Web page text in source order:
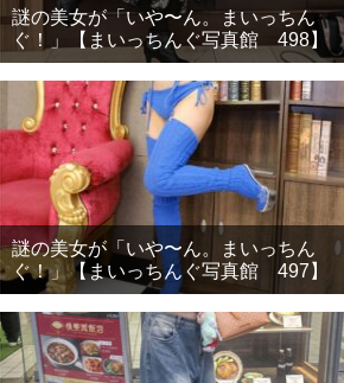
謎の美女が「いや〜ん。まいっちん
ぐ！」【まいっちんぐ写真館 498】
謎の美女が「いや〜ん。まいっちん
ぐ！」【まいっちんぐ写真館 497】